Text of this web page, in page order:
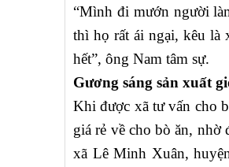
“Mình đi mướn người
thì họ rất ái ngại, kêu là
hết”, ông Nam tâm sự.
Gương sáng sản xuất
Khi được xã tư vấn cho
giá rẻ về cho bò ăn,
xã Lê Minh Xuân,